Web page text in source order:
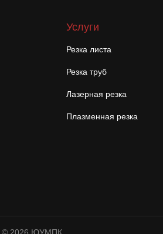
Услуги
Резка листа
Резка труб
Лазерная резка
Плазменная резка